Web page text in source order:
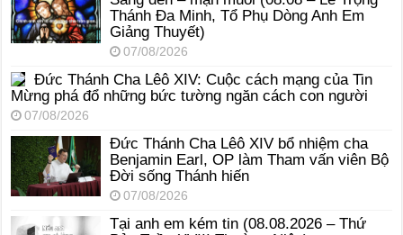
Thánh Đa Minh, Tổ Phụ Dòng Anh Em
Giảng Thuyết)
07/08/2026
Đức Thánh Cha Lêô XIV: Cuộc cách mạng của Tin
Mừng phá đổ những bức tường ngăn cách con người
07/08/2026
Đức Thánh Cha Lêô XIV bổ nhiệm cha
Benjamin Earl, OP làm Tham vấn viên Bộ
Đời sống Thánh hiến
07/08/2026
Tại anh em kém tin (08.08.2026 – Thứ